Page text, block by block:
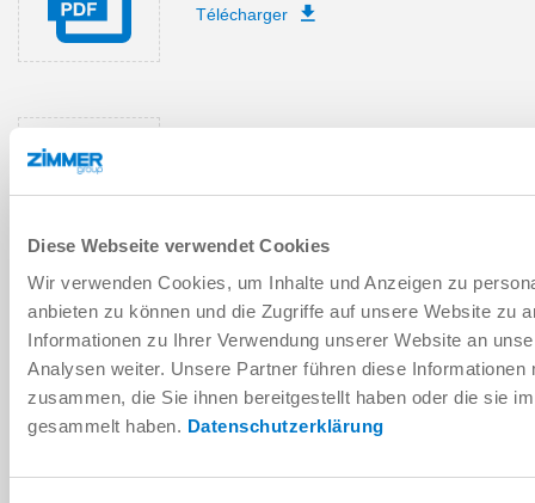
Diese Webseite verwendet Cookies
Wir verwenden Cookies, um Inhalte und Anzeigen zu
anbieten zu können und die Zugriffe auf unsere Website zu
Informationen zu Ihrer Verwendung unserer Website an
Analysen weiter. Unsere Partner führen diese
zusammen, die Sie ihnen bereitgestellt haben oder die sie
gesammelt haben. Datenschutzerklärung
Télécharger
Télécharger les données de CAO
Télécharger